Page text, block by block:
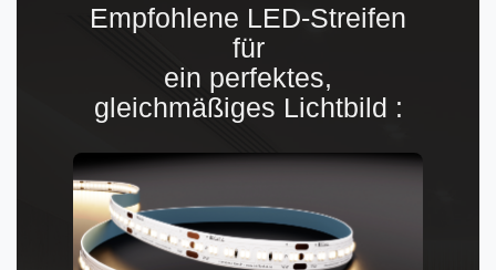
Empfohlene LED-Streifen
für
ein perfektes,
gleichmäßiges Lichtbild :